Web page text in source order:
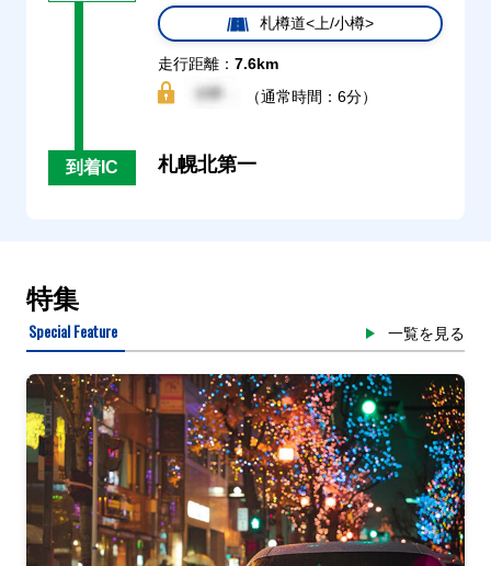
札樽道<上/小樽>
走行距離： 7.6km
（通常時間：6分）
到着IC 札幌北第一
特集
Special Feature 一覧を見る